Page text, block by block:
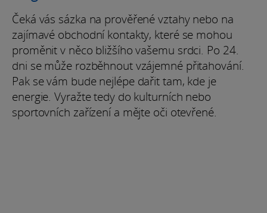
Čeká vás sázka na prověřené vztahy nebo na
zajímavé obchodní kontakty, které se mohou
proměnit v něco bližšího vašemu srdci. Po 24.
dni se může rozběhnout vzájemné přitahování.
Pak se vám bude nejlépe dařit tam, kde je
energie. Vyražte tedy do kulturních nebo
sportovních zařízení a mějte oči otevřené.